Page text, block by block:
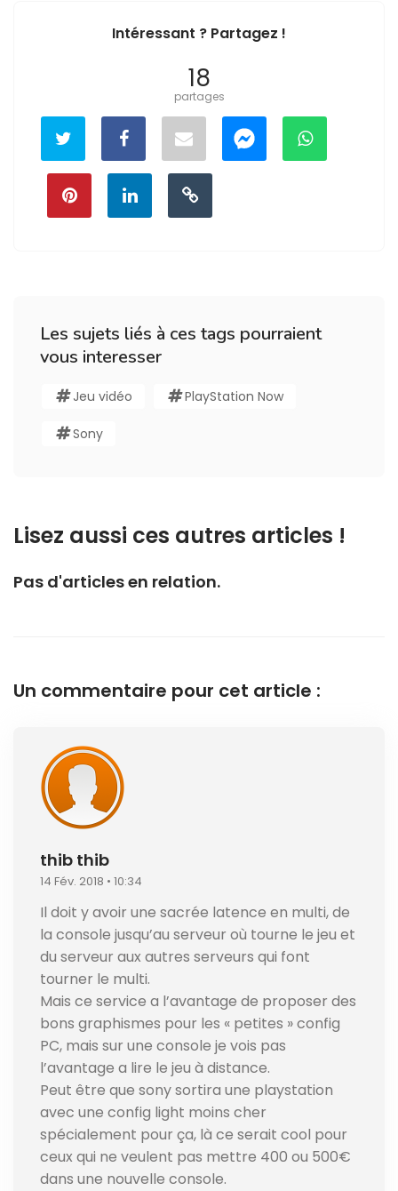
Intéressant ? Partagez !
18
partages
Les sujets liés à ces tags pourraient
vous interesser
Jeu vidéo PlayStation Now
Sony
Lisez aussi ces autres articles !
Pas d'articles en relation.
Un commentaire pour cet article :
thib thib
14 Fév. 2018 • 10:34
Il doit y avoir une sacrée latence en multi, de
la console jusqu’au serveur où tourne le jeu et
du serveur aux autres serveurs qui font
tourner le multi.
Mais ce service a l’avantage de proposer des
bons graphismes pour les « petites » config
PC, mais sur une console je vois pas
l’avantage a lire le jeu à distance.
Peut être que sony sortira une playstation
avec une config light moins cher
spécialement pour ça, là ce serait cool pour
ceux qui ne veulent pas mettre 400 ou 500€
dans une nouvelle console.